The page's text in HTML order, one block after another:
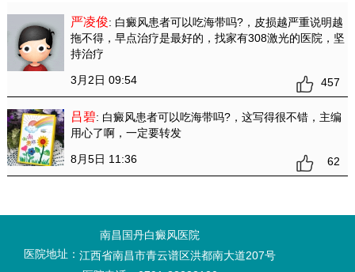
严凌俊: 白癜风患者可以吃海带吗? ，皮损越严重说明越
拖不得，早点治疗是最好的，找家有308激光的医院，坚
持治疗
3月2日 09:54 457
吕碧: 白癜风患者可以吃海带吗? ，这写得很不错，主编
用心了啊，一定要转发
8月5日 11:36 62
南昌国丹白癜风医院
医院地址： 江西省南昌市青云谱区洪都南大道207号